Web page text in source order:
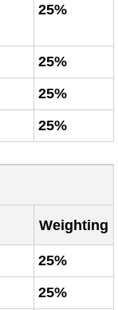
25%
25%
25%
25%
Weighting
25%
25%